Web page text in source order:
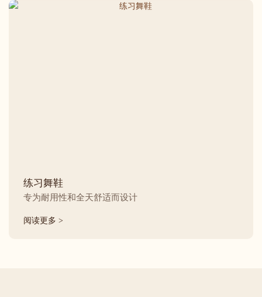
练习舞鞋
专为耐用性和全天舒适而设计
阅读更多 >